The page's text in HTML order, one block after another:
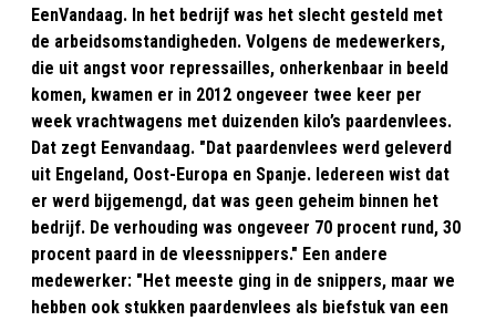
EenVandaag. In het bedrijf was het slecht gesteld met
de arbeidsomstandigheden. Volgens de medewerkers,
die uit angst voor repressailles, onherkenbaar in beeld
komen, kwamen er in 2012 ongeveer twee keer per
week vrachtwagens met duizenden kilo’s paardenvlees.
Dat zegt Eenvandaag. "Dat paardenvlees werd geleverd
uit Engeland, Oost-Europa en Spanje. Iedereen wist dat
er werd bijgemengd, dat was geen geheim binnen het
bedrijf. De verhouding was ongeveer 70 procent rund, 30
procent paard in de vleessnippers." Een andere
medewerker: "Het meeste ging in de snippers, maar we
hebben ook stukken paardenvlees als biefstuk van een